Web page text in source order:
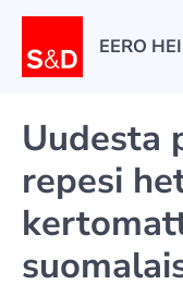
Siirry
EERO
Uudesta
repesi